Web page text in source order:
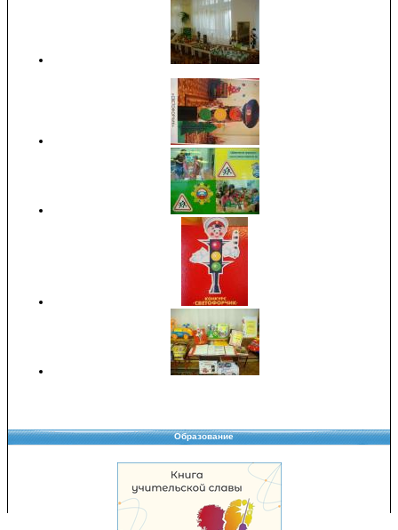
Образование
Copyright © 2008-2026 Управление образования
Перепечатка и использование материалов возможны только с разрешения
Управления образования.
103,960,509 уникальных посетителей